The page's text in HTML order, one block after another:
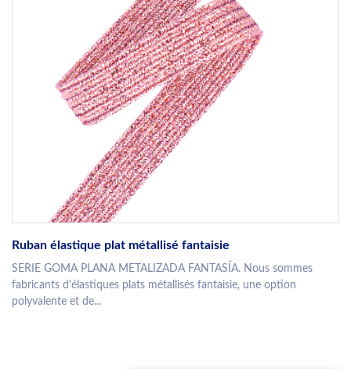
Ruban élastique plat métallisé fantaisie
SERIE GOMA PLANA METALIZADA FANTASÍA. Nous sommes
fabricants d'élastiques plats métallisés fantaisie, une option
polyvalente et de...